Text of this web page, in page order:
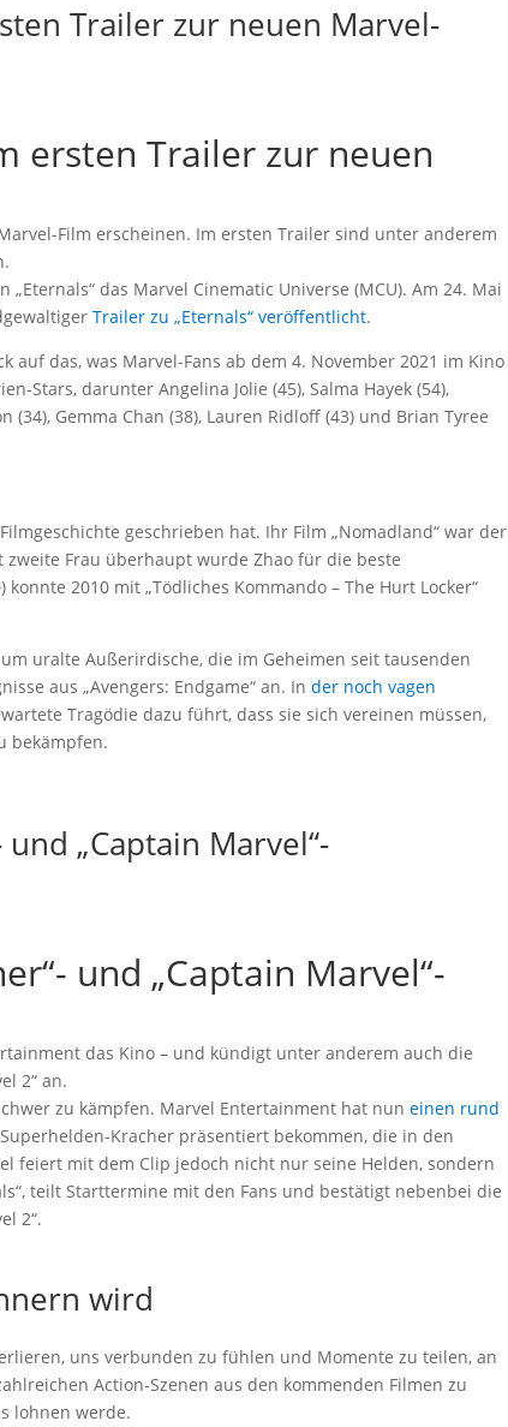
Trailer zur neuen Marvel-
ersten Trailer zur neuen
Film erscheinen. Im ersten Trailer sind unter anderem
das Marvel Cinematic Universe (MCU). Am 24. Mai
Trailer zu „Eternals“ veröffentlicht.
das, was Marvel-Fans ab dem 4. November 2021 im Kino
Stars, darunter Angelina Jolie (45), Salma Hayek (54),
Gemma Chan (38), Lauren Ridloff (43) und Brian Tyree
geschrieben hat. Ihr Film „Nomadland“ war der
Frau überhaupt wurde Zhao für die beste
2010 mit „Tödliches Kommando – The Hurt Locker“
uralte Außerirdische, die im Geheimen seit tausenden
aus „Avengers: Endgame“ an. Inder noch vagen
Tragödie dazu führt, dass sie sich vereinen müssen,
bekämpfen.
„Captain Marvel“-
und „Captain Marvel“-
das Kino – und kündigt unter anderem auch die
2“ an.
zu kämpfen. Marvel Entertainment hat nuneinen rund
Kracher präsentiert bekommen, die in den
feiert mit dem Clip jedoch nicht nur seine Helden, sondern
teilt Starttermine mit den Fans und bestätigt nebenbei die
2“.
wird
uns verbunden zu fühlen und Momente zu teilen, an
Action-Szenen aus den kommenden Filmen zu
lohnen werde.